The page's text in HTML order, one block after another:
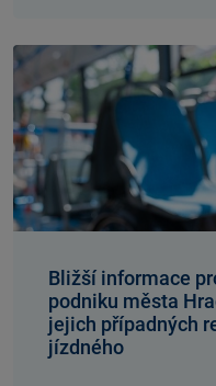
Bližší informace
podniku města
jejich případných
jízdného